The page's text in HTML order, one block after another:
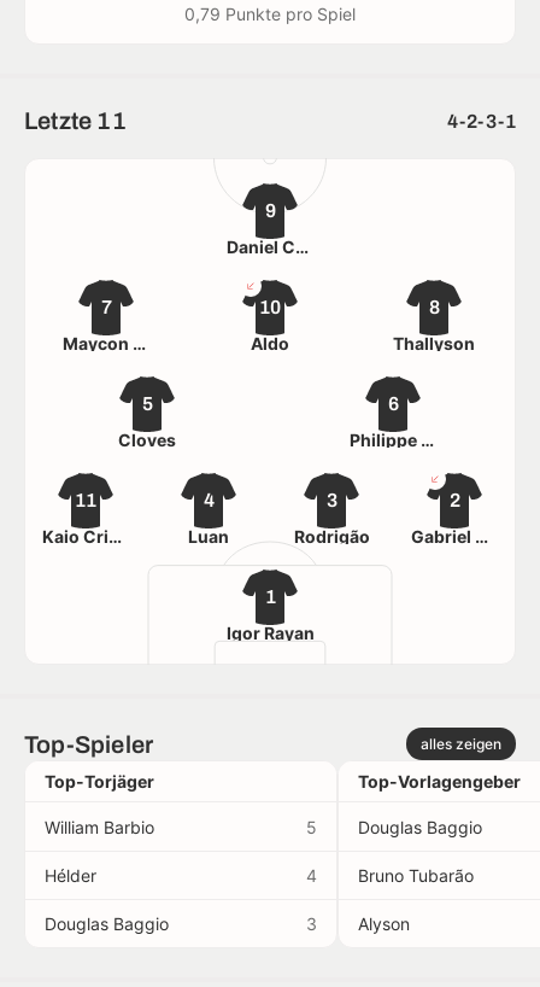
0,79 Punkte pro Spiel
Letzte 11 4-2-3-1
1
Igor Rayan
11
Kaio Cristian
4
Luan
3
Rodrigão
2
Gabriel Arantes
5
Cloves
6
Philippe Guimarães
7
Maycon Lucas
10
Aldo
8
Thallyson
9
Daniel Cruz
Top-Spieler alles zeigen
Top-Torjäger
William Barbio 5
Hélder 4
Douglas Baggio 3
Top-Vorlagengeber
Douglas Baggio
Bruno Tubarão
Alyson